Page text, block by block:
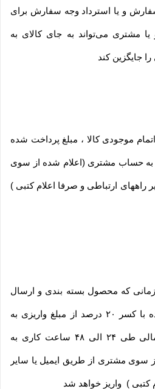
و یا استرداد وجه سفارش برای
مشتری می‏‌تواند به جای کالای به
جایگزین کند
موجودی کالا ، مبلغ پرداخت شده
کاری به حساب مشتری (اعلام شده از سوی
راههای ارتباطی و صرفا اعلام کتبی )
که محصول بسته بندی و ارسال
شده باشد مبلغ پرداخت شده با کسر ۲۰ درصد از مبلغ واریزی به
عنوان هزینه های اداری و مالی طی ۲۴ الی ۴۸ ساعت کاری به
مشتری از طریق ایمیل یا سایر
کتبی ) واریز خواهد شد